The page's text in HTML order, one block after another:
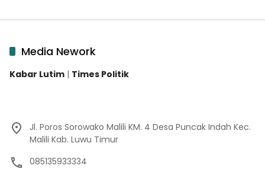
Media Nework
Kabar Lutim | Times Politik
Jl. Poros Sorowako Malili KM. 4 Desa Puncak Indah Kec.
Malili Kab. Luwu Timur
085135933334